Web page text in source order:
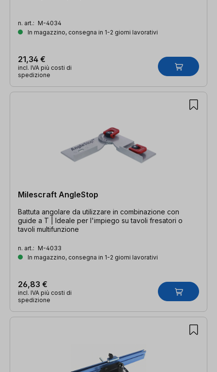
n. art.: M-4034
In magazzino, consegna in 1-2 giorni lavorativi
21,34 €
incl. IVA più costi di
spedizione
Milescraft AngleStop
Battuta angolare da utilizzare in combinazione con
guide a T | Ideale per l'impiego su tavoli fresatori o
tavoli multifunzione
n. art.: M-4033
In magazzino, consegna in 1-2 giorni lavorativi
26,83 €
incl. IVA più costi di
spedizione